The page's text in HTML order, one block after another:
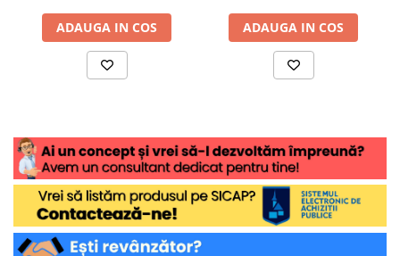
ADAUGA IN COS ADAUGA IN COS